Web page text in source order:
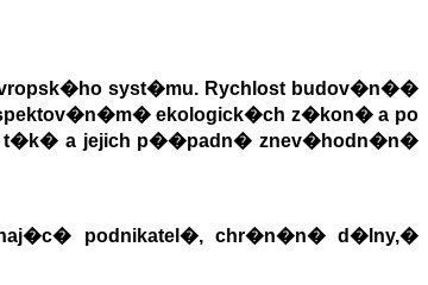
syst�mu. Rychlost budov�n��
�ekologick�ch z�kon� a po
t�k� a jejich p��padn� znev�hodn�n�
podnikatel�, chr�n�n� d�lny,�